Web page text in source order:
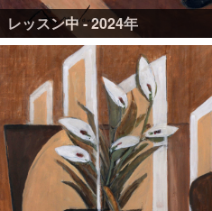
レッスン中 - 2024年